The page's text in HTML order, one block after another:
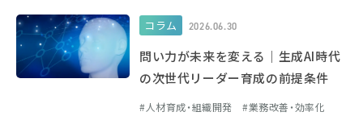
コラム 2026.06.30
問い力が未来を変える｜生成AI時代
の次世代リーダー育成の前提条件
人材育成・組織開発
業務改善・効率化